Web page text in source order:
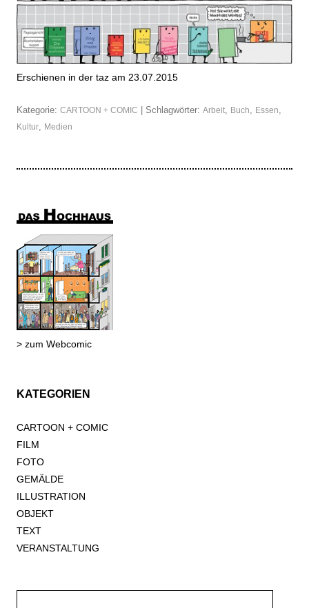
Erschienen in der taz am 23.07.2015
Kategorie: CARTOON + COMIC | Schlagwörter: Arbeit, Buch, Essen,
Kultur, Medien
> zum Webcomic
KATEGORIEN
CARTOON + COMIC
FILM
FOTO
GEMÄLDE
ILLUSTRATION
OBJEKT
TEXT
VERANSTALTUNG